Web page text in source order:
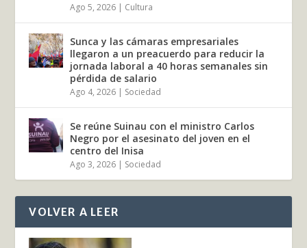
Ago 5, 2026 | Cultura
Sunca y las cámaras empresariales
llegaron a un preacuerdo para reducir la
jornada laboral a 40 horas semanales sin
pérdida de salario
Ago 4, 2026 | Sociedad
Se reúne Suinau con el ministro Carlos
Negro por el asesinato del joven en el
centro del Inisa
Ago 3, 2026 | Sociedad
VOLVER A LEER